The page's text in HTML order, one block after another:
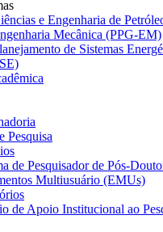
e Engenharia de
Mecânica (PPG-EM)
de Sistemas
Pesquisa
de Pesquisador de Pós-
Multiusuário (EMUs)
de Apoio Institucional ao